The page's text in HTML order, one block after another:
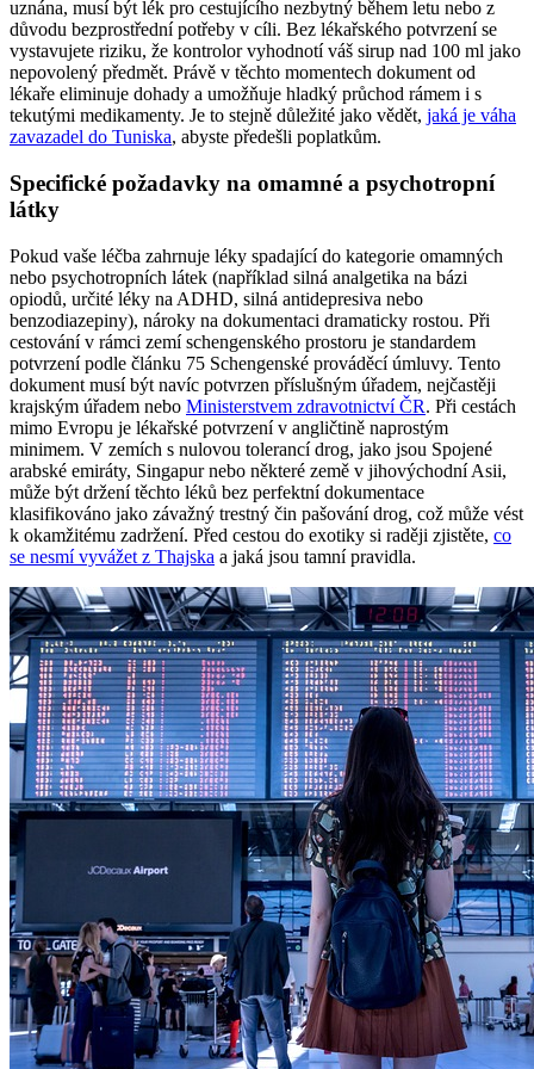
uznána, musí být lék pro cestujícího nezbytný během letu nebo z
důvodu bezprostřední potřeby v cíli. Bez lékařského potvrzení se
vystavujete riziku, že kontrolor vyhodnotí váš sirup nad 100 ml jako
nepovolený předmět. Právě v těchto momentech dokument od
lékaře eliminuje dohady a umožňuje hladký průchod rámem i s
tekutými medikamenty. Je to stejně důležité jako vědět, jaká je váha
zavazadel do Tuniska, abyste předešli poplatkům.
Specifické požadavky na omamné a psychotropní
látky
Pokud vaše léčba zahrnuje léky spadající do kategorie omamných
nebo psychotropních látek (například silná analgetika na bázi
opiodů, určité léky na ADHD, silná antidepresiva nebo
benzodiazepiny), nároky na dokumentaci dramaticky rostou. Při
cestování v rámci zemí schengenského prostoru je standardem
potvrzení podle článku 75 Schengenské prováděcí úmluvy. Tento
dokument musí být navíc potvrzen příslušným úřadem, nejčastěji
krajským úřadem nebo Ministerstvem zdravotnictví ČR. Při cestách
mimo Evropu je lékařské potvrzení v angličtině naprostým
minimem. V zemích s nulovou tolerancí drog, jako jsou Spojené
arabské emiráty, Singapur nebo některé země v jihovýchodní Asii,
může být držení těchto léků bez perfektní dokumentace
klasifikováno jako závažný trestný čin pašování drog, což může vést
k okamžitému zadržení. Před cestou do exotiky si raději zjistěte, co
se nesmí vyvážet z Thajska a jaká jsou tamní pravidla.